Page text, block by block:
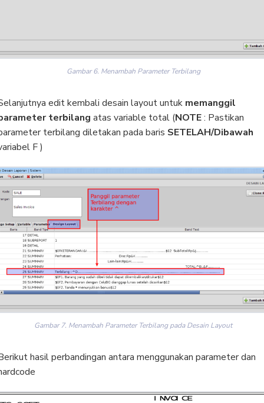
Gambar 6. Menambah Parameter Terbilang
edit kembali desain layout untuk memanggil
terbilang atas variable total (NOTE: Pastikan
terbilang diletakan pada baris SETELAH/Dibawah
F )
Gambar 7. Menambah Parameter Terbilang pada Desain Layout
hasil perbandingan antara menggunakan parameter dan